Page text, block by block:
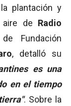
plantación y
de Radio
Fundación
, detalló su
es una
en el tiempo
. Sobre la